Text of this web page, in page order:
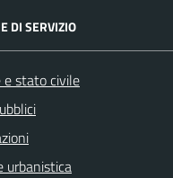
DI SERVIZIO
e stato civile
urbanistica